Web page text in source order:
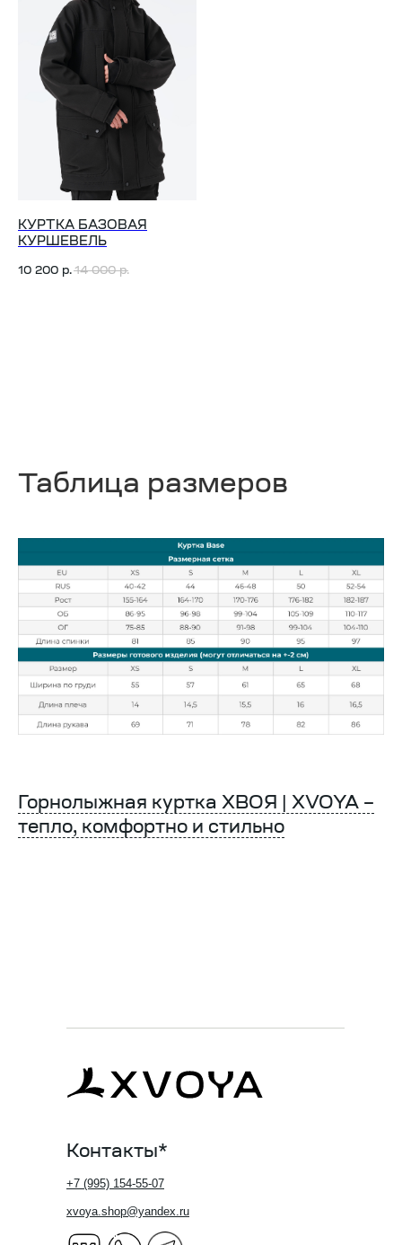
КУРТКА БАЗОВАЯ
КУРШЕВЕЛЬ
10 200 р. 14 000 р.
Таблица размеров
Горнолыжная куртка ХВОЯ | XVOYA –
тепло, комфортно и стильно
Контакты*
xvoya.shop@yandex.ru
+7 (995) 154-55-07